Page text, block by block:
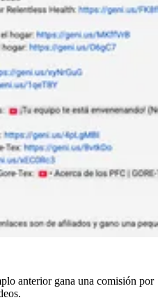
anterior gana una comisión por